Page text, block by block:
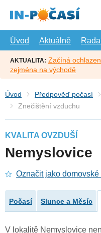
hlavní
Úvod
Aktuálně
AKTUALITA: Začíná
zejména na východě
Úvod Předpověď počasí
Znečištění vzduchu
KVALITA OVZDUŠÍ
Nemyslovice
Označit jako domovské
Počasí Slunce a Měsíc
V lokalitě Nemyslovice